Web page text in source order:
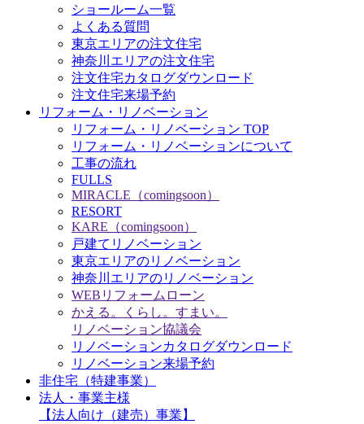
ショールーム一覧
よくある質問
東京エリアの注文住宅
神奈川エリアの注文住宅
注文住宅カタログダウンロード
注文住宅来場予約
リフォーム・リノベーション
リフォーム・リノベーション TOP
リフォーム・リノベーションについて
工事の流れ
FULLS
MIRACLE（comingsoon）
RESORT
KARE（comingsoon）
戸建てリノベーション
東京エリアのリノベーション
神奈川エリアのリノベーション
WEBリフォームローン
かえる。くらし。すまい。
リノベーション協議会
リノベーションカタログダウンロード
リノベーション来場予約
非住宅（特建事業）
法人・事業主様
【法人向け（建売）事業】